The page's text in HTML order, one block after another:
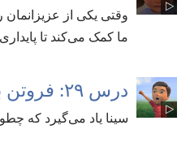
وقتی یکی از
ما کمک می‌کند تا
درس ۲۹:‏ فروتن باش
سینا یاد می‌گیرد که